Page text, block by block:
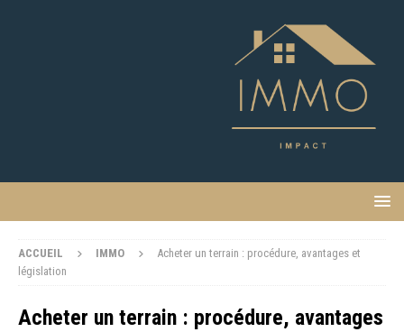
ACCUEIL IMMO
Acheter un terrain : procédure, avantages et
législation
Acheter un terrain : procédure, avantages